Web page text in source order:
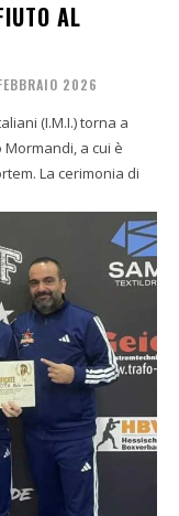
AL
2026
(I.M.I.) torna a
a cui è
La cerimonia di